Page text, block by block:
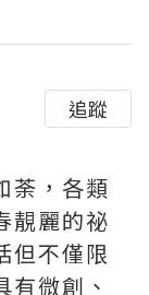
追蹤
荼，各類
靚麗的祕
但不僅限
微創、